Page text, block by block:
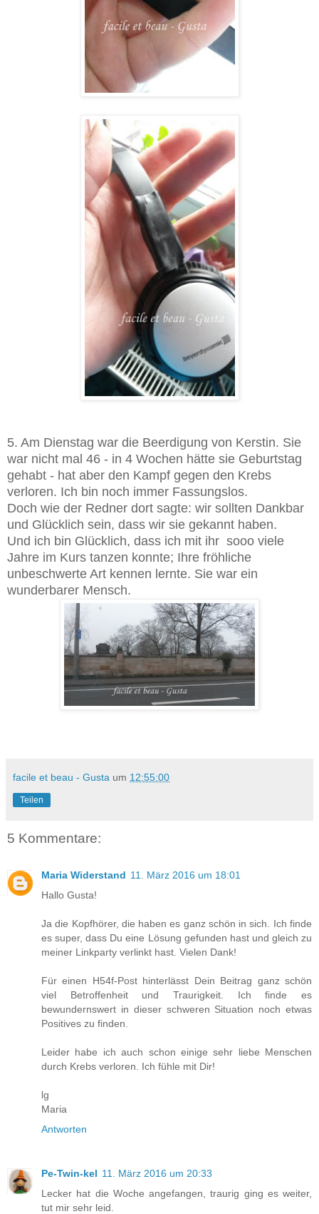
5. Am Dienstag war die Beerdigung von Kerstin. Sie
war nicht mal 46 - in 4 Wochen hätte sie Geburtstag
gehabt - hat aber den Kampf gegen den Krebs
verloren. Ich bin noch immer Fassungslos.
Doch wie der Redner dort sagte: wir sollten Dankbar
und Glücklich sein, dass wir sie gekannt haben.
Und ich bin Glücklich, dass ich mit ihr sooo viele
Jahre im Kurs tanzen konnte; Ihre fröhliche
unbeschwerte Art kennen lernte. Sie war ein
wunderbarer Mensch.
facile et beau - Gusta um 12:55:00
Teilen
5 Kommentare:
Maria Widerstand 11. März 2016 um 18:01
Hallo Gusta!
Ja die Kopfhörer, die haben es ganz schön in sich. Ich finde
es super, dass Du eine Lösung gefunden hast und gleich zu
meiner Linkparty verlinkt hast. Vielen Dank!
Für einen H54f-Post hinterlässt Dein Beitrag ganz schön
viel Betroffenheit und Traurigkeit. Ich finde es
bewundernswert in dieser schweren Situation noch etwas
Positives zu finden.
Leider habe ich auch schon einige sehr liebe Menschen
durch Krebs verloren. Ich fühle mit Dir!
lg
Maria
Antworten
Pe-Twin-kel 11. März 2016 um 20:33
Lecker hat die Woche angefangen, traurig ging es weiter,
tut mir sehr leid.